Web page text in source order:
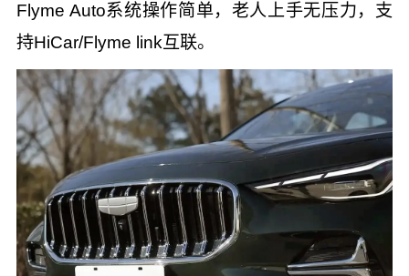
Flyme Auto系统操作简单，老人上手无压力，支
持HiCar/Flyme link互联。